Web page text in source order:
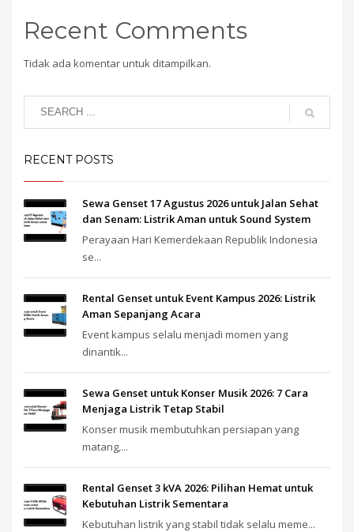
Recent Comments
Tidak ada komentar untuk ditampilkan.
RECENT POSTS
Sewa Genset 17 Agustus 2026 untuk Jalan Sehat
dan Senam: Listrik Aman untuk Sound System
Perayaan Hari Kemerdekaan Republik Indonesia
se...
Rental Genset untuk Event Kampus 2026: Listrik
Aman Sepanjang Acara
Event kampus selalu menjadi momen yang
dinantik...
Sewa Genset untuk Konser Musik 2026: 7 Cara
Menjaga Listrik Tetap Stabil
Konser musik membutuhkan persiapan yang
matang,...
Rental Genset 3 kVA 2026: Pilihan Hemat untuk
Kebutuhan Listrik Sementara
Kebutuhan listrik yang stabil tidak selalu meme...